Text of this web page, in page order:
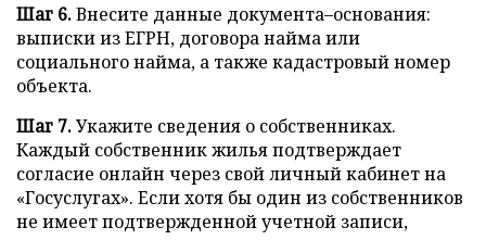
Шаг 6.Внесите данные документа–основания:
выписки из ЕГРН, договора найма или
социального найма, а также кадастровый номер
объекта.
Шаг 7.Укажите сведения о собственниках.
Каждый собственник жилья подтверждает
согласие онлайн через свой личный кабинет на
«Госуслугах». Если хотя бы один из собственников
не имеет подтвержденной учетной записи,